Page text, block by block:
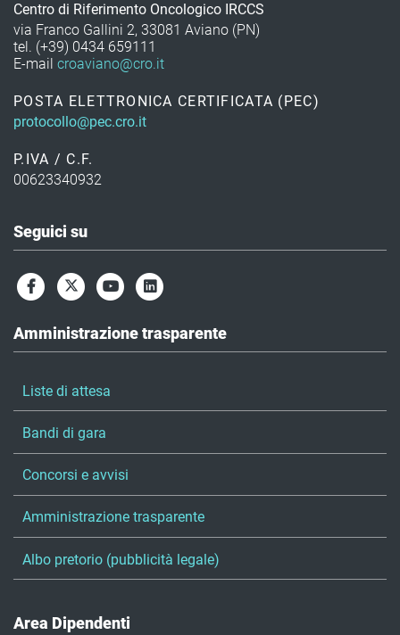
Centro di Riferimento Oncologico IRCCS
via Franco Gallini 2, 33081 Aviano (PN)
tel. (+39) 0434 659111
E-mail croaviano@cro.it
POSTA ELETTRONICA CERTIFICATA (PEC)
protocollo@pec.cro.it
P.IVA / C.F.
00623340932
Seguici su
Amministrazione trasparente
Liste di attesa
Bandi di gara
Concorsi e avvisi
Amministrazione trasparente
Albo pretorio (pubblicità legale)
Area Dipendenti